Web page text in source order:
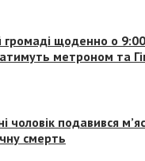
громаді щоденно о
метроном та
чоловік подавився
смерть